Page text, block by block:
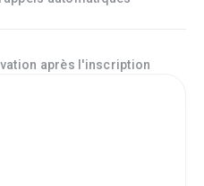
après l'inscription